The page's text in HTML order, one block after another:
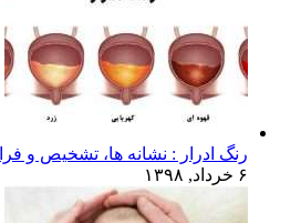
رنگ ادرار : نشانه ها، تشخیص و
۶ خرداد, ۱۳۹۸